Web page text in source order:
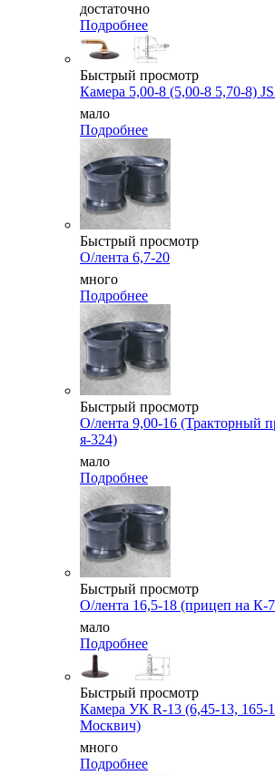
достаточно
Подробнее
Быстрый просмотр
Камера 5,00-8 (5,00-8 5,70-8)
мало
Подробнее
Быстрый просмотр
О/лента 6,7-20
много
Подробнее
Быстрый просмотр
О/лента 9,00-16 (Тракторный
я-324)
мало
Подробнее
Быстрый просмотр
О/лента 16,5-18 (прицеп на К-
мало
Подробнее
Быстрый просмотр
Камера УК R-13 (6,45-13, 165-
Москвич)
много
Подробнее